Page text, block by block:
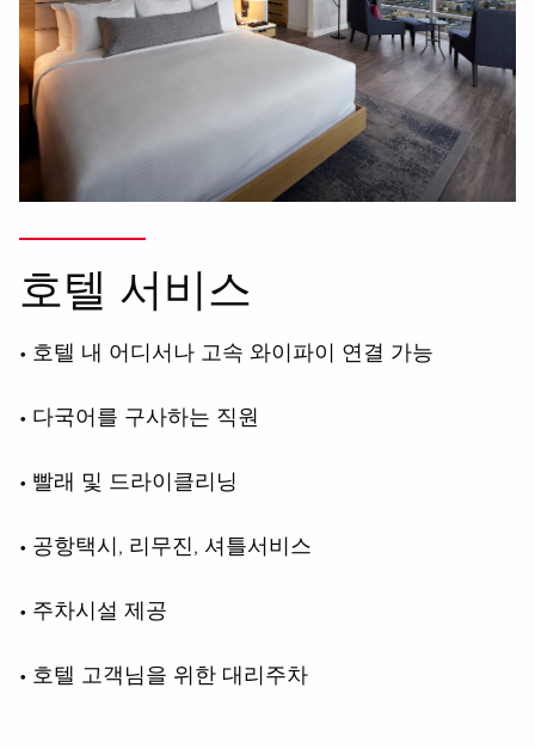
호텔 서비스
• 호텔 내 어디서나 고속 와이파이 연결 가능
• 다국어를 구사하는 직원
• 빨래 및 드라이클리닝
• 공항택시, 리무진, 셔틀서비스
• 주차시설 제공
• 호텔 고객님을 위한 대리주차